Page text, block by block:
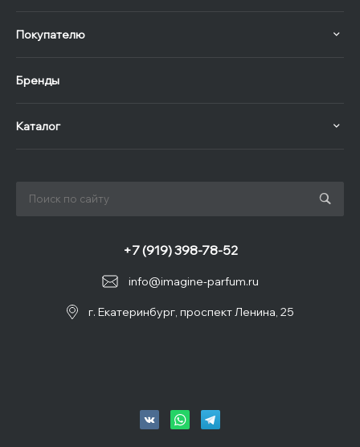
Покупателю
Бренды
Каталог
info@imagine-parfum.ru
+7 (919) 398-78-52
г. Екатеринбург, проспект Ленина, 25